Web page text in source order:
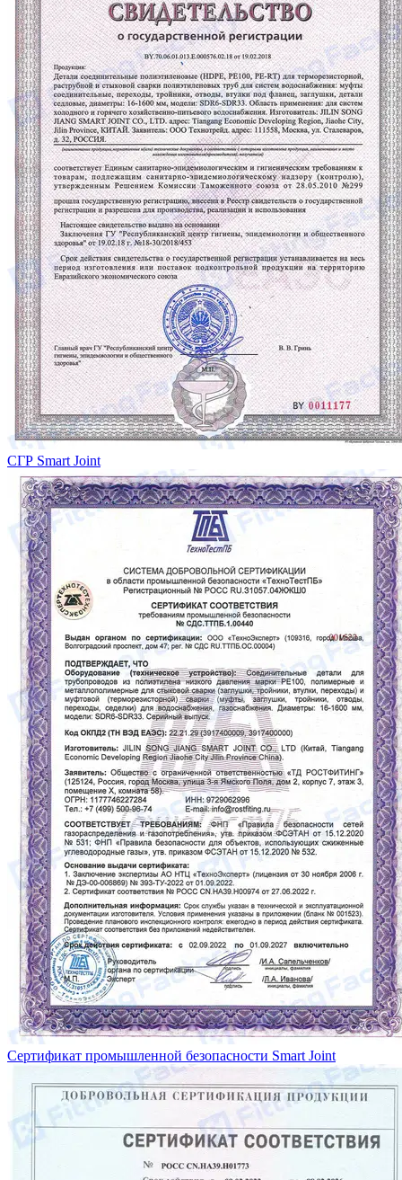
СГР Smart Joint
Сертификат промышленной безопасности Smart Joint